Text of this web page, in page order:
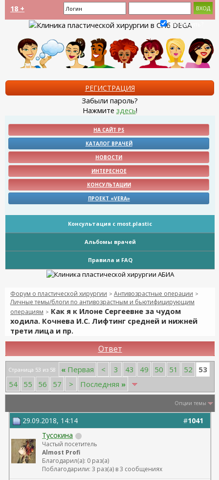
18 +
Запомнить?
РЕГИСТРАЦИЯ
Забыли пароль?
Нажмите здесь!
НА САЙТ PS
КАТАЛОГ ВРАЧЕЙ
НОВОСТИ
ИНТЕРЕСНОЕ
КОНСУЛЬТАЦИИ
ПРОЕКТ «VERA»
Консультация с most.plastic
Альбомы врачей
Правила и FAQ
Форум о пластической хирургии > Антивозрастные операции >
Личные темы/блоги по антивозрастным и бьютифицирующим
операциям > Как я к Илоне Сергеевне за чудом
ходила. Кочнева И.С. Лифтинг средней и нижней
трети лица и пр.
Ответ
Страница 53 из 58 « Первая < 3 43 49 50 51 52
53
54
55 56 57 > Последняя »
Опции темы
#1041
29.09.2018, 14:14
Тусокина
Частый посетитель
Almost Profi
Благодарил(а): 0 раз(а)
Поблагодарили: 3 раз(а) в 3 сообщениях